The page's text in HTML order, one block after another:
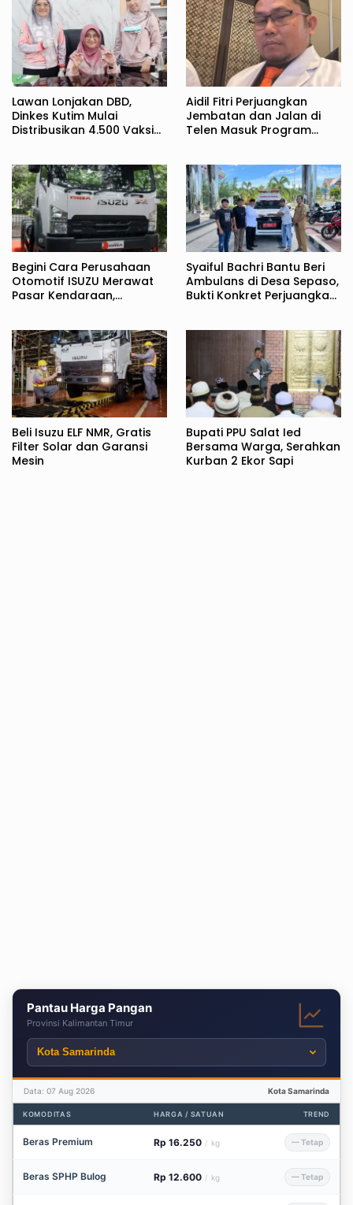
Lawan Lonjakan DBD,
Dinkes Kutim Mulai
Distribusikan 4.500 Vaksin
Aidil Fitri Perjuangkan
Jembatan dan Jalan di
Telen Masuk Program
Begini Cara Perusahaan
Otomotif ISUZU Merawat
Pasar Kendaraan,
Syaiful Bachri Bantu Beri
Ambulans di Desa Sepaso,
Bukti Konkret Perjuangkan
Beli Isuzu ELF NMR, Gratis
Filter Solar dan Garansi
Mesin
Bupati PPU Salat Ied
Bersama Warga, Serahkan
Kurban 2 Ekor Sapi
Pantau Harga Pangan
Provinsi Kalimantan Timur
Data: 07 Aug 2026 Kota Samarinda
KOMODITAS HARGA / SATUAN TREND
Beras Premium Rp 16.250 / kg — Tetap
Beras SPHP Bulog Rp 12.600 / kg — Tetap